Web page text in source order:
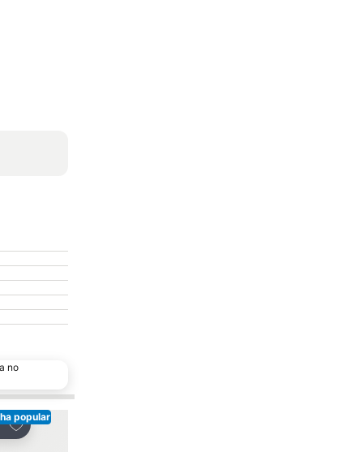
no
popular
Adicionar aos favoritos